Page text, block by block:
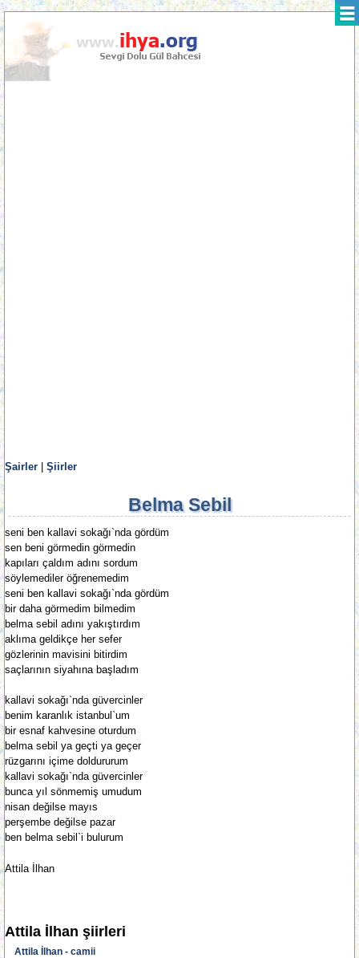
Şairler Şiirler
Belma Sebil
seni ben kallavi sokağı`nda gördüm
sen beni görmedin görmedin
kapıları çaldım adını sordum
söylemediler öğrenemedim
seni ben kallavi sokağı`nda gördüm
bir daha görmedim bilmedim
belma sebil adını yakıştırdım
aklıma geldikçe her sefer
gözlerinin mavisini bitirdim
saçlarının siyahına başladım
kallavi sokağı`nda güvercinler
benim karanlık istanbul`um
bir esnaf kahvesine oturdum
belma sebil ya geçti ya geçer
rüzgarını içime doldururum
kallavi sokağı`nda güvercinler
bunca yıl sönmemiş umudum
nisan değilse mayıs
perşembe değilse pazar
ben belma sebil`i bulurum
Attila İlhan
Attila İlhan şiirleri
Attila İlhan - camii